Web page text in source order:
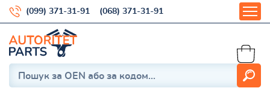
(099) 371-31-91 (068) 371-31-91